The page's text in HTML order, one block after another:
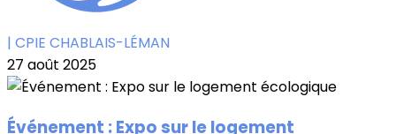
| CPIE CHABLAIS-LÉMAN
27 août 2025
Événement : Expo sur le logement